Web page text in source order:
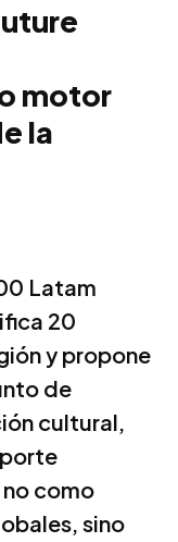
motor
la
Latam
20
y propone
de
cultural,
como
sino